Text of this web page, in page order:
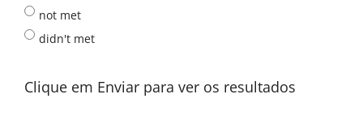
not met
didn't met
Clique em Enviar para ver os resultados